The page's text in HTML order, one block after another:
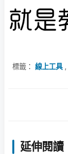
標籤： 線上工具,
延伸閱讀